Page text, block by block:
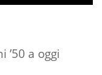
’50 a oggi